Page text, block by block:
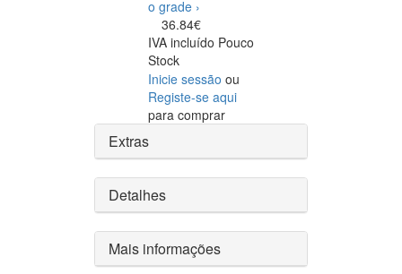
o grade ›
36.84€
IVA incluído Pouco
Stock
Inicie sessão ou
Registe-se aqui
para comprar
Extras
Detalhes
Mais informações